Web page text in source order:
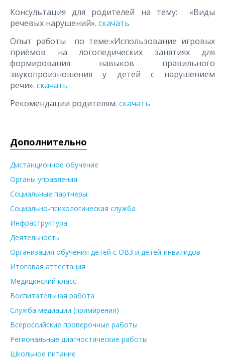
Консультация для родителей на тему: «Виды
речевых нарушений». скачать
Опыт работы по теме:«Использование игровых
приёмов на логопедических занятиях для
формирования навыков правильного
звукопроизношения у детей с нарушением
речи». скачать
Рекомендации родителям. скачать
Дополнительно
Дистанционное обучение
Органы управления
Социальные партнеры
Социально-психологическая служба
Инфраструктура
Деятельность
Организация обучения детей с ОВЗ и детей-инвалидов
Итоговая аттестация
Медицинский класс
Воспитательная работа
Служба медиации (примирения)
Всероссийские проверочные работы
Региональные диагностические работы
Школьное питание